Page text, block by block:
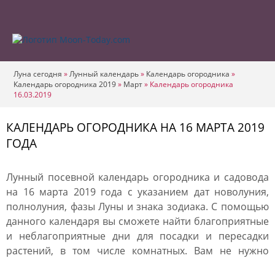
Луна сегодня »Лунный календарь» Календарь огородника »
Календарь огородника 2019» Март» Календарь огородника
16.03.2019
КАЛЕНДАРЬ ОГОРОДНИКА НА 16 МАРТА 2019
ГОДА
Лунный посевной календарь огородника и садовода
на 16 марта 2019 года с указанием дат новолуния,
полнолуния, фазы Луны и знака зодиака. С помощью
данного календаря вы сможете найти благоприятные
и неблагоприятные дни для посадки и пересадки
растений, в том числе комнатных. Вам не нужно